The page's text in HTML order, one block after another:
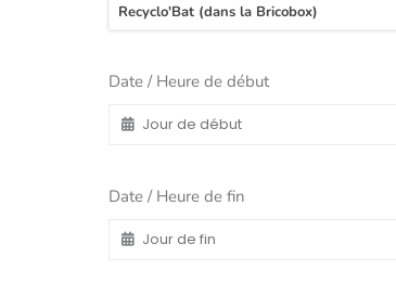
Recyclo'Bat (dans la Bricobox)
Date / Heure de début
Date / Heure de fin